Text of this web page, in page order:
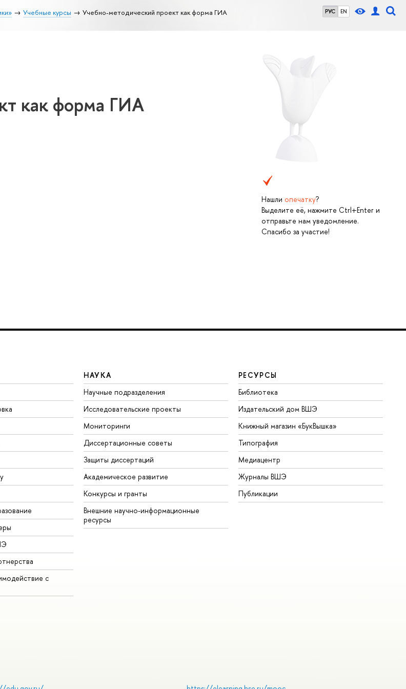
РУС EN
Учебные курсы Учебно-методический проект как форма ГИА
Нашли опечатку?
Выделите её, нажмите Ctrl+Enter и
отправьте нам уведомление.
Спасибо за участие!
как форма ГИА
с
НАУКА
Научные подразделения
Исследовательские проекты
Мониторинги
Диссертационные советы
Защиты диссертаций
Академическое развитие
Конкурсы и гранты
Внешние научно-информационные
ресурсы
РЕСУРСЫ
Библиотека
Издательский дом ВШЭ
Книжный магазин «БукВышка»
Типография
Медиацентр
Журналы ВШЭ
Публикации